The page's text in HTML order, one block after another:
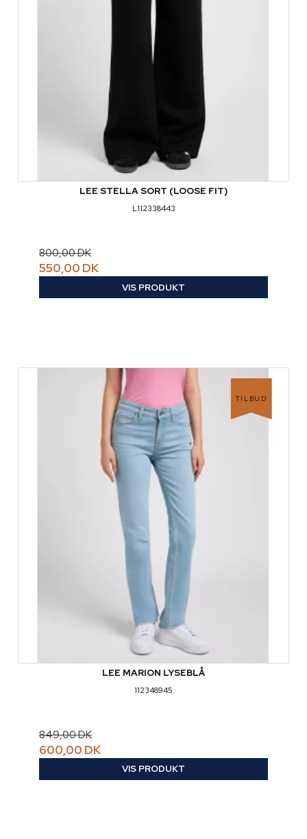
LEE STELLA SORT (LOOSE FIT)
L112338443
800,00 DK
550,00 DK
VIS PRODUKT
TILBUD
LEE MARION LYSEBLÅ
112348945
849,00 DK
600,00 DK
VIS PRODUKT